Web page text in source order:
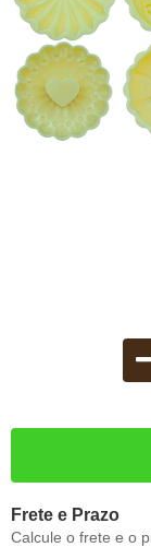
Frete e Prazo
Calcule o frete e o